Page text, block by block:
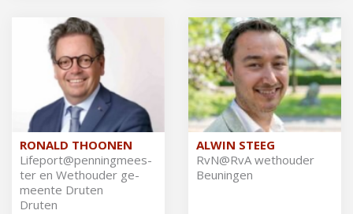
RONALD THOONEN
Li­fe­port@pen­ning­mees­
ter en Wet­hou­der ge­
meen­te Dru­ten
Druten
ALWIN STEEG
RvN@​RvA wet­hou­der
Beuningen